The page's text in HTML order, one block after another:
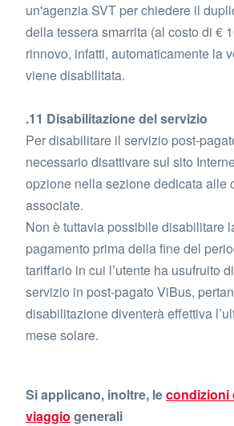
un'agenzia SVT per chiedere il
della tessera smarrita (al costo di €
rinnovo, infatti, automaticamente la
viene disabilitata.
.11 Disabilitazione del servizio
Per disabilitare il servizio post-
necessario disattivare sul sito
opzione nella sezione dedicata alle
associate.
Non è tuttavia possibile disabilitare
pagamento prima della fine del
tariffario in cui l’utente ha usufruito
servizio in post-pagato ViBus,
disabilitazione diventerà effettiva
mese solare.
Si applicano, inoltre, lecondizioni
viaggio generali